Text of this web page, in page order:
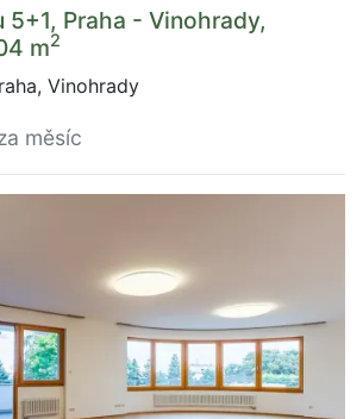
5+1, Praha - Vinohrady,
m2
Vinohrady
měsíc